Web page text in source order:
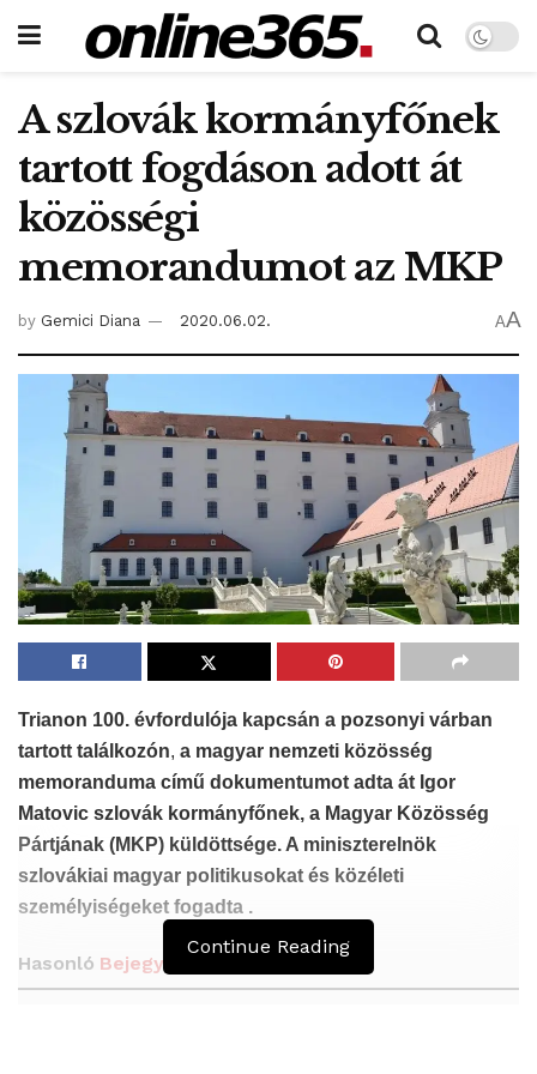
A szlovák kormányfőnek
tartott fogdáson adott át
közösségi
memorandumot az MKP
by Gemici Diana 2020.06.02. AA
Trianon 100. évfordulója kapcsán a pozsonyi várban
tartott találkozón, a magyar nemzeti közösség
memoranduma című dokumentumot adta át Igor
Matovic szlovák kormányfőnek, a Magyar Közösség
Pártjának (MKP) küldöttsége. A miniszterelnök
szlovákiai magyar politikusokat és közéleti
személyiségeket fogadta .
Hasonló Bejegyzések
Continue Reading